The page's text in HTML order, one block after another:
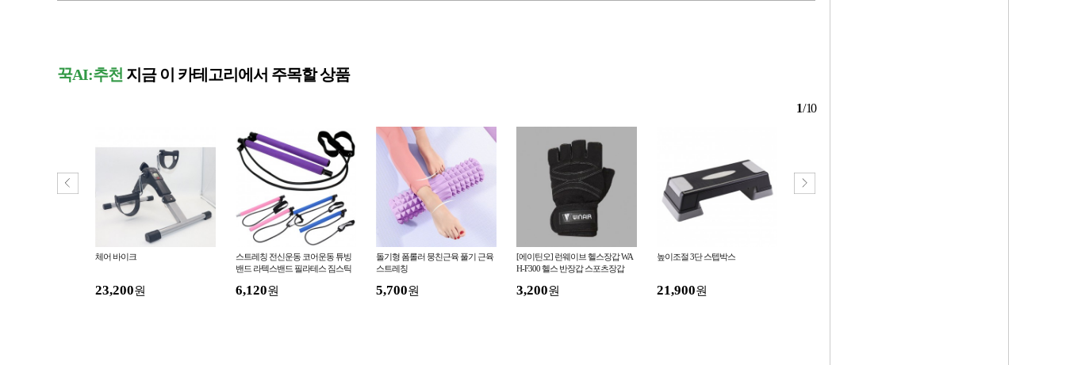
꾹AI:추천 지금 이 카테고리에서 주목할 상품
1/10
체어 바이크
23,200원
스트레칭 전신운동 코어운동 튜빙
밴드 라텍스밴드 필라테스 짐스틱
6,120원
돌기형 폼롤러 뭉친근육 풀기 근육
스트레칭
5,700원
[에이틴오] 런웨이브 헬스장갑 WA
H-F300 헬스 반장갑 스포츠장갑
3,200원
높이조절 3단 스텝박스
21,900원